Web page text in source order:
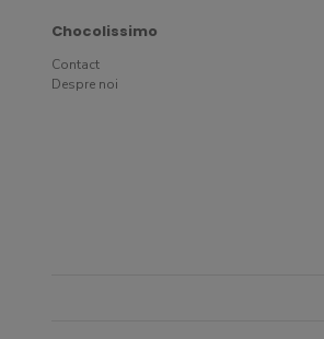
Chocolissimo
Contact
Despre noi